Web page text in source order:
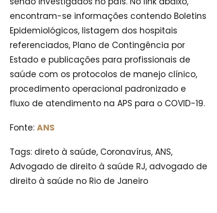
encontram-se informações contendo Boletins
Epidemiológicos, listagem dos hospitais
referenciados, Plano de Contingência por
Estado e publicações para profissionais de
saúde com os protocolos de manejo clínico,
procedimento operacional padronizado e
fluxo de atendimento na APS para o COVID-19.
Fonte: ANS
Tags: direto à saúde, Coronavírus, ANS,
Advogado de direito à saúde RJ, advogado de
direito à saúde no Rio de Janeiro